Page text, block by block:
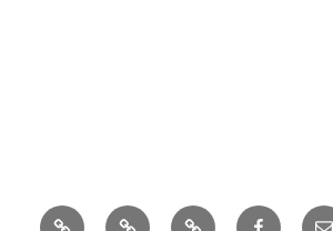
Accueil Presse RéglementFacebook
E-